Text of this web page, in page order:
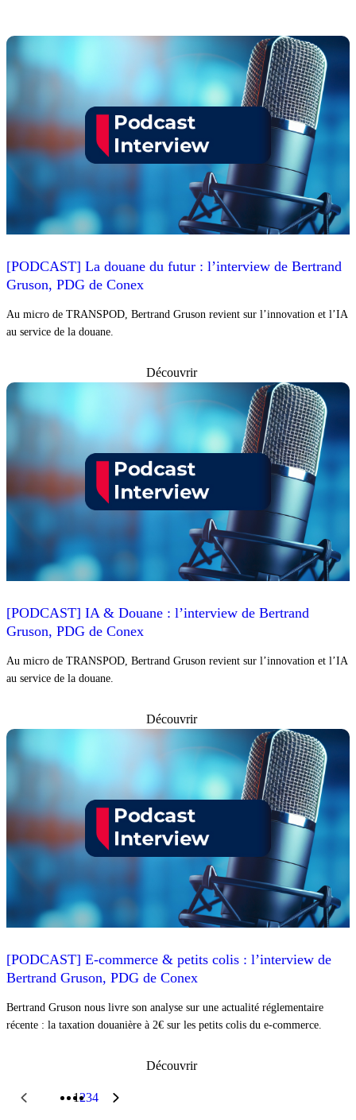
[PODCAST] La douane du futur : l’interview de Bertrand
Gruson, PDG de Conex
Au micro de TRANSPOD, Bertrand Gruson revient sur l’innovation et l’IA
au service de la douane.
Découvrir
[PODCAST] IA & Douane : l’interview de Bertrand
Gruson, PDG de Conex
Au micro de TRANSPOD, Bertrand Gruson revient sur l’innovation et l’IA
au service de la douane.
Découvrir
[PODCAST] E-commerce & petits colis : l’interview de
Bertrand Gruson, PDG de Conex
Bertrand Gruson nous livre son analyse sur une actualité réglementaire
récente : la taxation douanière à 2€ sur les petits colis du e-commerce.
Découvrir
1234